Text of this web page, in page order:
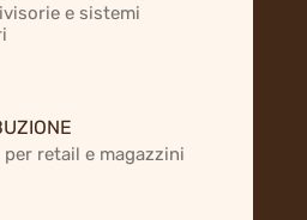
e sistemi
per retail e magazzini